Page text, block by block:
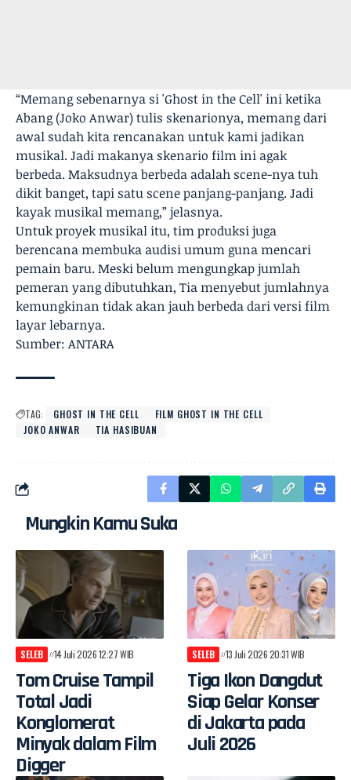
“Memang sebenarnya si 'Ghost in the Cell' ini ketika
Abang (Joko Anwar) tulis skenarionya, memang dari
awal sudah kita rencanakan untuk kami jadikan
musikal. Jadi makanya skenario film ini agak
berbeda. Maksudnya berbeda adalah scene-nya tuh
dikit banget, tapi satu scene panjang-panjang. Jadi
kayak musikal memang,” jelasnya.
Untuk proyek musikal itu, tim produksi juga
berencana membuka audisi umum guna mencari
pemain baru. Meski belum mengungkap jumlah
pemeran yang dibutuhkan, Tia menyebut jumlahnya
kemungkinan tidak akan jauh berbeda dari versi film
layar lebarnya.
Sumber: ANTARA
TAG: GHOST IN THE CELL
FILM GHOST IN THE CELL
JOKO ANWAR
TIA HASIBUAN
Mungkin Kamu Suka
SELEB 14 Juli 2026 12:27 WIB
Tom Cruise Tampil
Total Jadi
Konglomerat
Minyak dalam Film
Digger
SELEB 13 Juli 2026 20:31 WIB
Tiga Ikon Dangdut
Siap Gelar Konser
di Jakarta pada
Juli 2026